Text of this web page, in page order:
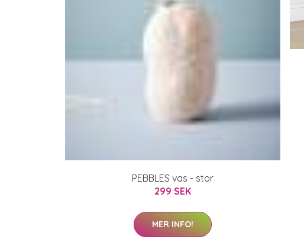
PEBBLES vas - stor
299 SEK
MER INFO!